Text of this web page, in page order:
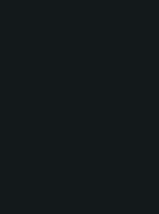
OS:
OS: Mac
OS: Les